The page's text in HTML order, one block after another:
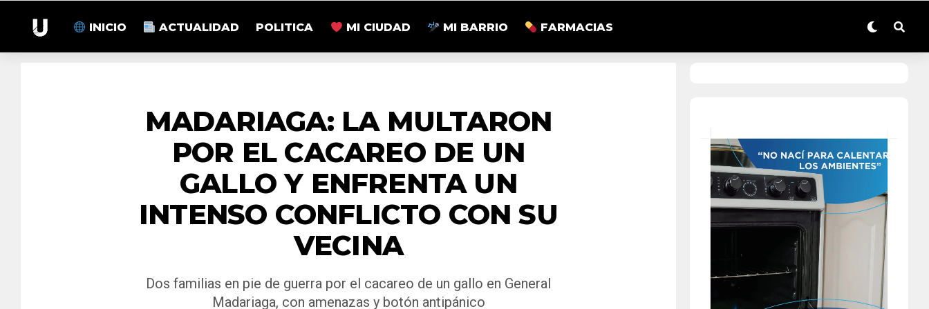
INICIO ACTUALIDAD POLITICA MI CIUDAD MI BARRIO FARMACIAS
MADARIAGA: LA MULTARON
POR EL CACAREO DE UN
GALLO Y ENFRENTA UN
INTENSO CONFLICTO CON SU
VECINA
Dos familias en pie de guerra por el cacareo de un gallo en General
Madariaga, con amenazas y botón antipánico